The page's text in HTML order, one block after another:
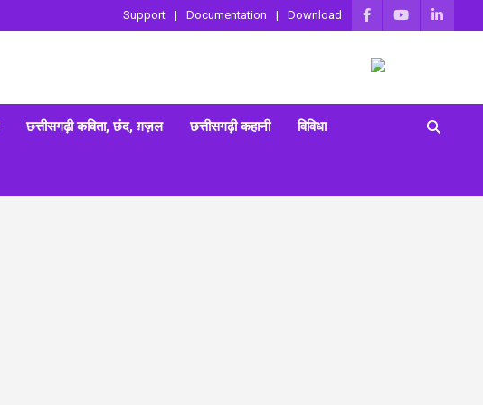
Support Documentation Download
छत्तीसगढ़ी कविता, छंद, ग़ज़ल छत्तीसगढ़ी कहानी विविधा